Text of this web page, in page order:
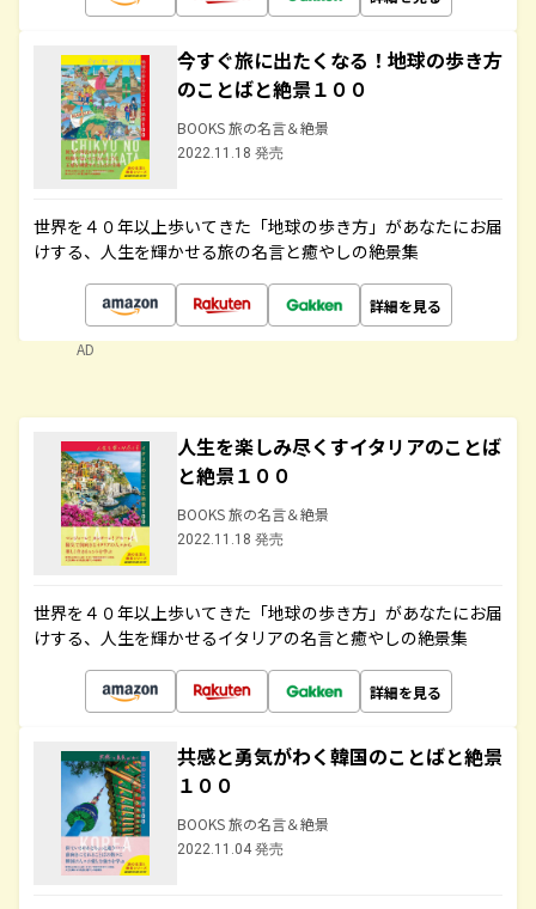
今すぐ旅に出たくなる！地球の歩き方
のことばと絶景１００
BOOKS 旅の名言＆絶景
2022.11.18 発売
世界を４０年以上歩いてきた「地球の歩き方」があなたにお届
けする、人生を輝かせる旅の名言と癒やしの絶景集
詳細を見る
AD
人生を楽しみ尽くすイタリアのことば
と絶景１００
BOOKS 旅の名言＆絶景
2022.11.18 発売
世界を４０年以上歩いてきた「地球の歩き方」があなたにお届
けする、人生を輝かせるイタリアの名言と癒やしの絶景集
詳細を見る
共感と勇気がわく韓国のことばと絶景
１００
BOOKS 旅の名言＆絶景
2022.11.04 発売